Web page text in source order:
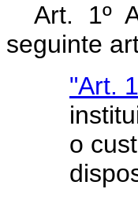
Art. 1º
seguinte
"Art.
o